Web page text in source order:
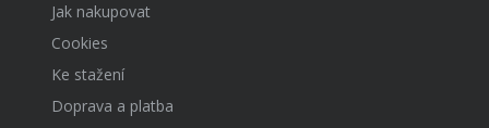
Jak nakupovat
Cookies
Ke stažení
Doprava a platba